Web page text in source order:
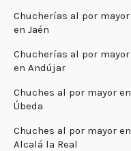
Chucherías al por mayor
en Jaén
Chucherías al por mayor
en Andújar
Chuches al por mayor en
Úbeda
Chuches al por mayor en
Alcalá la Real